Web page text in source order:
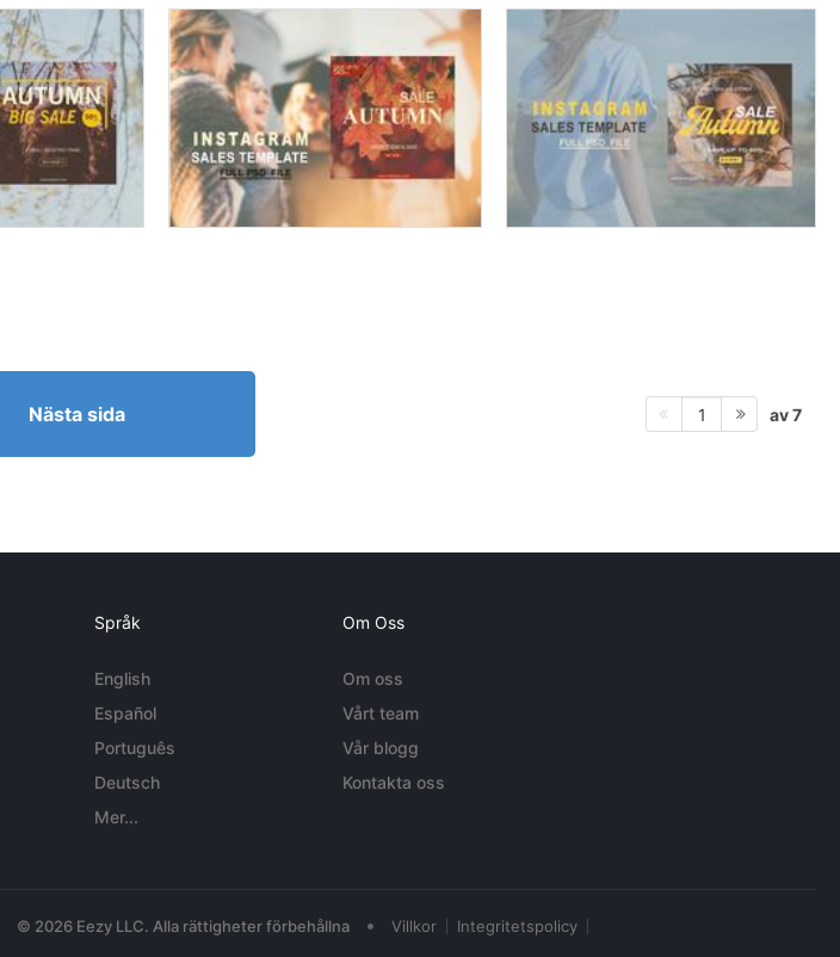
Nästa sida 1 av 7
Språk
English
Español
Português
Deutsch
Mer...
Om Oss
Om oss
Vårt team
Vår blogg
Kontakta oss
© 2026 Eezy LLC. Alla rättigheter förbehållna • Villkor Integritetspolicy